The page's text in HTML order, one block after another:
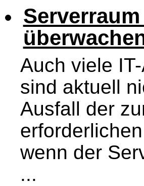
Auch viele
sind aktuell
Ausfall der
wenn der
...